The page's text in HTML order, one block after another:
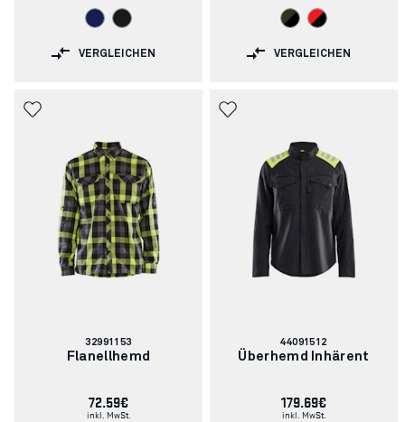
VERGLEICHEN VERGLEICHEN
Artikelnummer:
32991153
Flanellhemd
72.59€
inkl. MwSt.
Artikelnummer:
44091512
Überhemd Inhärent
179.69€
inkl. MwSt.